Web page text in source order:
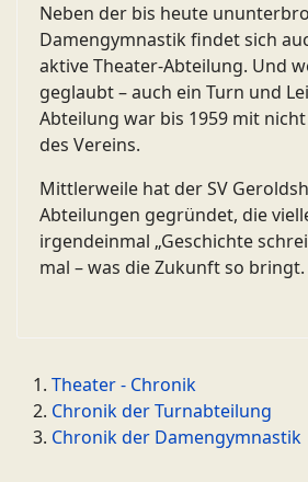
Neben der bis heute
Damengymnastik findet sich
aktive Theater-Abteilung. Und
geglaubt – auch ein Turn und
Abteilung war bis 1959 mit
des Vereins.
Mittlerweile hat der SV
Abteilungen gegründet, die
irgendeinmal „Geschichte
mal – was die Zukunft so bringt.
Theater - Chronik
Chronik der Turnabteilung
Chronik der Damengymnastik